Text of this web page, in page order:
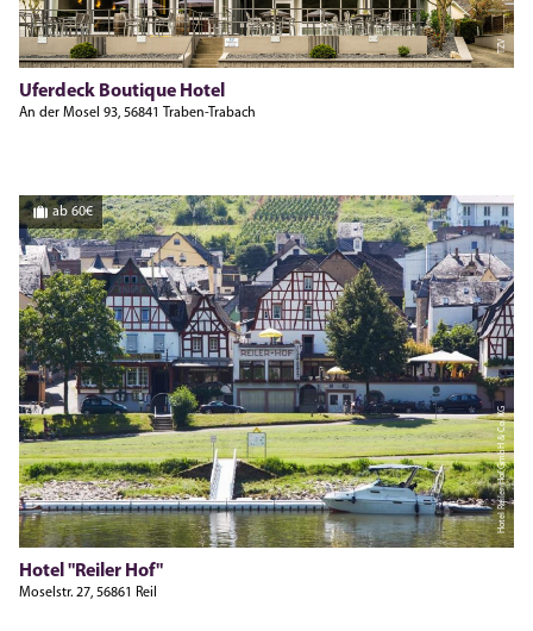
TZV
Uferdeck Boutique Hotel
An der Mosel 93, 56841 Traben-Trabach
Hotel Reiler Hof GmbH & Co. KG
ab 60€
Hotel "Reiler Hof"
Moselstr. 27, 56861 Reil